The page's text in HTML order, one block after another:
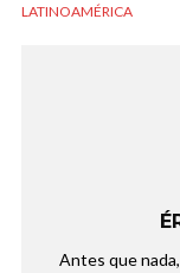
LATINOAMÉRICA
Antes que